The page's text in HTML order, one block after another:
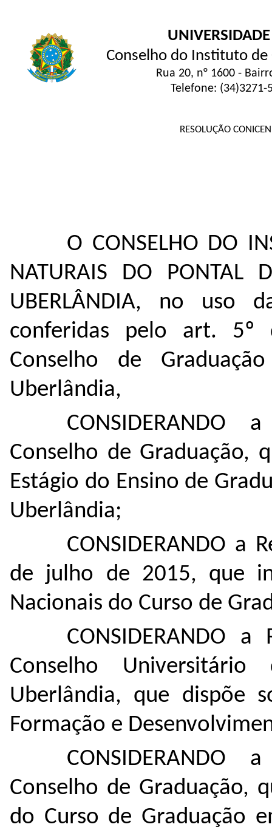
Conselho do Instituto de
Rua 20, n° 1600 -
Telefone:
RESOLUÇÃO
O CONSELHO DO
NATURAIS DO PONTAL
UBERLÂNDIA, no uso
conferidas pelo art. 5º
Conselho de
Uberlândia,
Conselho de Graduação,
Estágio do Ensino de
Uberlândia;
CONSIDERANDO a
de julho de 2015, que
Nacionais do Curso de
CONSIDERANDO
Conselho
Uberlândia, que dispõe
Formação e
Conselho de Graduação,
do Curso de Graduação